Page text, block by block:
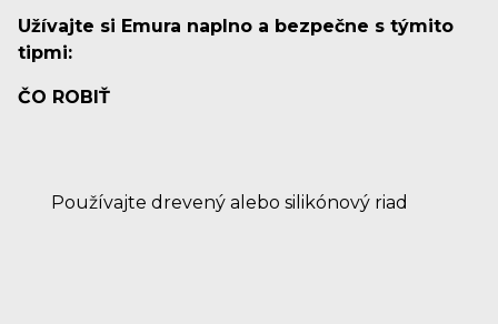
Užívajte si Emura naplno a bezpečne s týmito
tipmi:
ČO ROBIŤ
Používajte drevený alebo silikónový riad